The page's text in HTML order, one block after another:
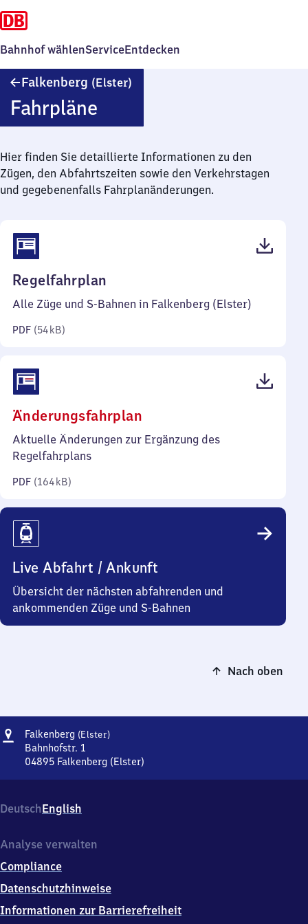
Bahnhof wählenServiceEntdecken
Falkenberg (Elster)
Fahrpläne
Hier finden Sie detaillierte Informationen zu den
Zügen, den Abfahrtszeiten sowie den Verkehrstagen
und gegebenenfalls Fahrplanänderungen.
Regelfahrplan
54
Alle Züge und S-Bahnen in Falkenberg (Elster)
PDF (54 kB)
Änderungsfahrplan
164
Aktuelle Änderungen zur Ergänzung des
Regelfahrplans
PDF (164 kB)
Live Abfahrt / Ankunft
Übersicht der nächsten abfahrenden und
ankommenden Züge und S-Bahnen
Nach oben
Adresse
Falkenberg (Elster)Falkenberg
Bahnhofstr. 1
04895 Falkenberg (Elster)
Bahnhofstr.
1,
4
9
5
(Elster)
DeutschEnglish
Analyse verwalten
Compliance
Datenschutzhinweise
Informationen zur Barrierefreiheit